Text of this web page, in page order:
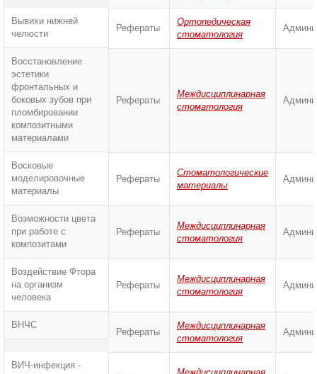
Вывихи нижней
челюсти
Рефераты
Ортопедическая
стоматология
Восстановление
эстетики
фронтальных и
боковых зубов при
пломбировании
композитными
материалами
Рефераты
Междисциплинарная
стоматология
Восковые
моделировочные
материалы
Рефераты
Стоматологические
материалы
Возможности цвета
при работе с
композитами
Рефераты
Междисциплинарная
стоматология
Воздействие Фтора
на организм
человека
Рефераты
Междисциплинарная
стоматология
ВНЧС
Рефераты
Междисциплинарная
стоматология
ВИЧ-инфекция -